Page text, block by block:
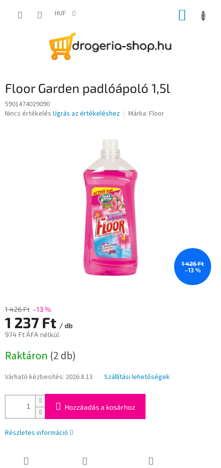
HUF KOSÁR
Floor Garden padlóápoló 1,5l
5901474029090
A
Nincs értékelés Ugrás az értékeléshez Márka: Floor
1 426 Ft
–13 %
1 426 Ft –13 %
1 237 Ft / db
974 Ft ÁFA nélkül
Raktáron (2 db)
Várható kézbesítés: 2026.8.13 Szállítási lehetőségek
Hozzáadás a kosárhoz
Részletes információ